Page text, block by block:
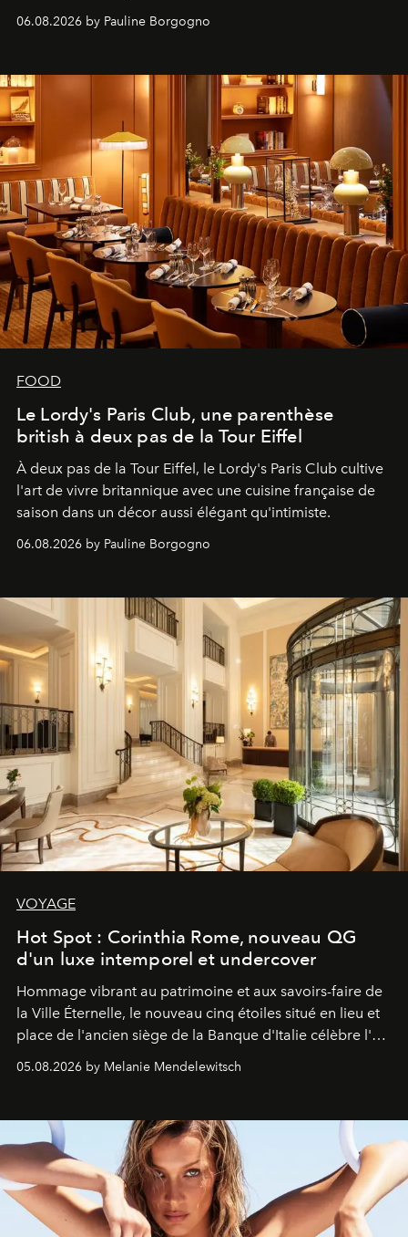
06.08.2026 by Pauline Borgogno
FOOD
Le Lordy's Paris Club, une parenthèse
british à deux pas de la Tour Eiffel
À deux pas de la Tour Eiffel, le Lordy's Paris Club cultive
l'art de vivre britannique avec une cuisine française de
saison dans un décor aussi élégant qu'intimiste.
06.08.2026 by Pauline Borgogno
VOYAGE
Hot Spot : Corinthia Rome, nouveau QG
d'un luxe intemporel et undercover
Hommage vibrant au patrimoine et aux savoirs-faire de
la Ville Éternelle, le nouveau cinq étoiles situé en lieu et
place de l'ancien siège de la Banque d'Italie célèbre l'art
de vivre Romain dans toute son élégance intemporelle.
05.08.2026 by Melanie Mendelewitsch